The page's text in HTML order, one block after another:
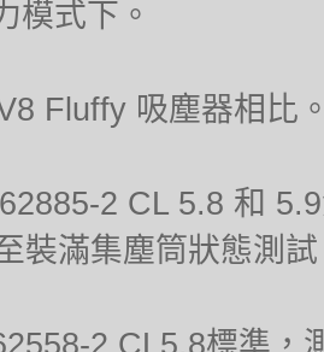
模式下。
Fluffy 吸塵器相比
2 CL 5.8 和
裝滿集塵筒狀態測
2 CL5.8標準，